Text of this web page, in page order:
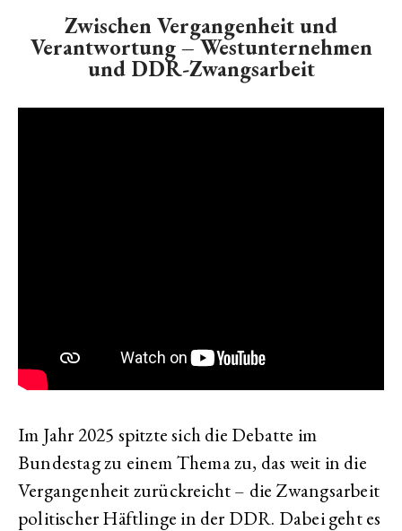
Zwischen Vergangenheit und
Verantwortung – Westunternehmen
und DDR-Zwangsarbeit
Im Jahr 2025 spitzte sich die Debatte im
Bundestag zu einem Thema zu, das weit in die
Vergangenheit zurückreicht – die Zwangsarbeit
politischer Häftlinge in der DDR. Dabei geht es